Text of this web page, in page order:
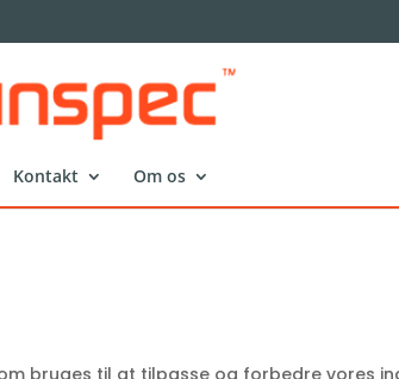
Kontakt Om os
bruges til at tilpasse og forbedre vores